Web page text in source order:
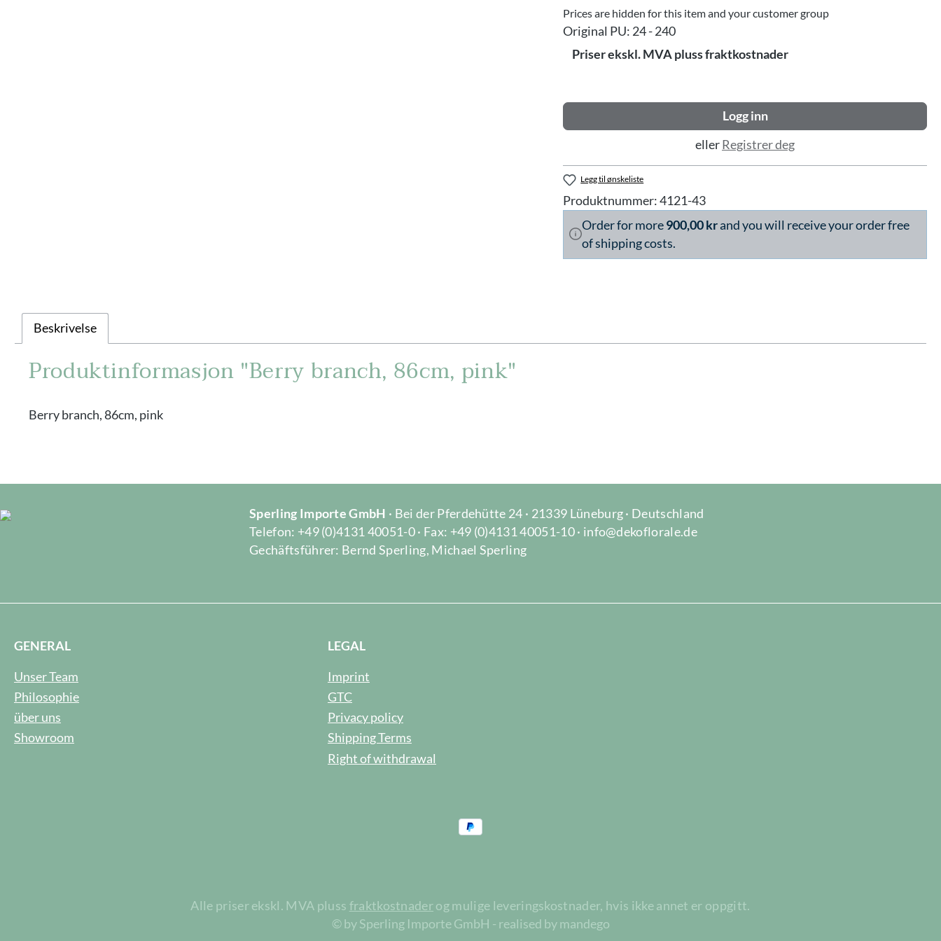
Prices are hidden for this item and your customer group
Original PU: 24 - 240
Priser ekskl. MVA pluss fraktkostnader
Logg inn
ellerRegistrer deg
Legg til ønskeliste
Produktnummer:4121-43
Order for more900,00 krand you will receive your order free
of shipping costs.
Beskrivelse
Produktinformasjon "Berry branch, 86cm, pink"
Berry branch, 86cm, pink
Sperling Importe GmbH · Bei der Pferdehütte 24 · 21339 Lüneburg · Deutschland
Telefon: +49 (0)4131 40051-0 · Fax: +49 (0)4131 40051-10 · info@dekoflorale.de
Gechäftsführer: Bernd Sperling, Michael Sperling
GENERAL
Unser Team
Philosophie
über uns
Showroom
LEGAL
Imprint
GTC
Privacy policy
Shipping Terms
Right of withdrawal
Alle priser ekskl. MVA pluss fraktkostnaderog mulige leveringskostnader, hvis ikke annet er oppgitt.
© by Sperling Importe GmbH - realised by mandego